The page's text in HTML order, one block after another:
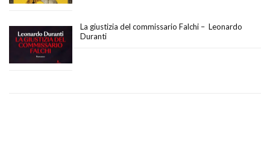
La giustizia del commissario Falchi – Leonardo
Duranti